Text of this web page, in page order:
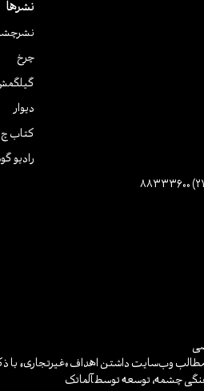
نشرها
چرخ
دیوار
کتاب چ
رادیو
مطالب وب‌سایت داشتن اهداف «غیرتجاری»
چشمه، توسعه توسط آلماتک